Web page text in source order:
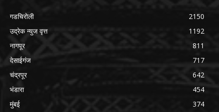
गडचिरोली
2150
उद्रेक न्युज वृत्त
1192
नागपूर
811
देसाईगंज
717
चंद्रपूर
642
भंडारा
454
मुंबई
374